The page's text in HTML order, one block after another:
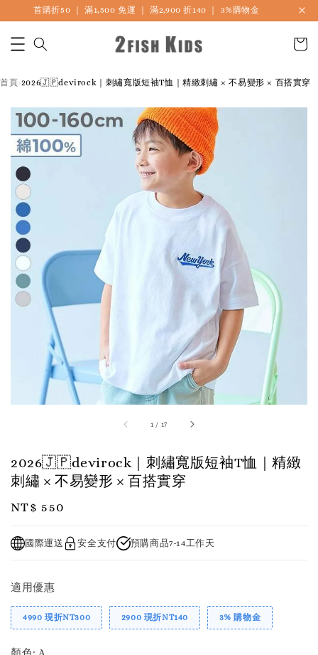
首購折50 ｜ 滿1,500 免運 ｜ 滿2,900 折140 ｜ 3%購物金
首頁›2026🇯🇵devirock｜刺繡寬版短袖T恤｜精緻刺繡 × 不易變形 × 百搭實穿
1 / 17
2026🇯🇵devirock｜刺繡寬版短袖T恤｜精緻
刺繡 × 不易變形 × 百搭實穿
Regular
NT$ 550
國際運送 安全支付 預購商品7-14工作天
適用優惠
4990 現折NT300 2900 現折NT140 3% 購物金